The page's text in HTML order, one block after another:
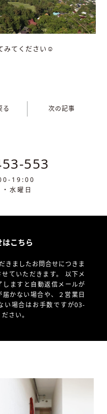
みてください☺︎
る 次の記事
553
19:00
水曜日
はこちら
きましたお問合せにつきま
ていただきます。 以下メ
ますと自動返信メールが
かない場合や、
２営業日
い場合はお手数ですが03-
さい。